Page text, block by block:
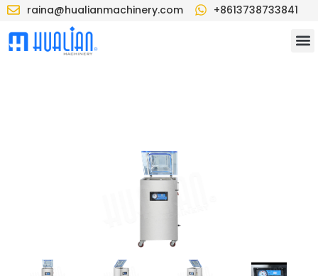
raina@hualianmachinery.com +8613738733841